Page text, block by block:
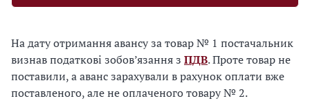
На дату отримання авансу за товар № 1 постачальник
визнав податкові зобов’язання з ПДВ. Проте товар не
поставили, а аванс зарахували в рахунок оплати вже
поставленого, але не оплаченого товару № 2.